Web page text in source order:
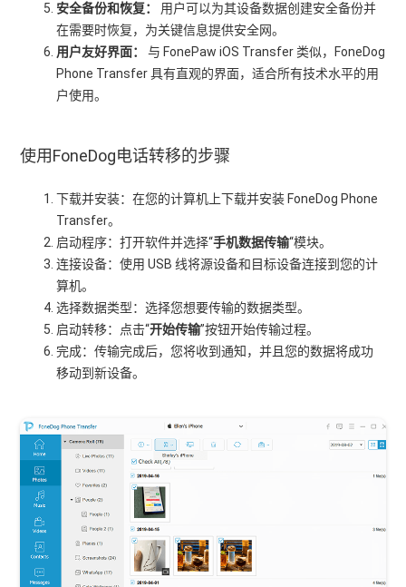
安全备份和恢复：
用户可以为其设备数据创建安全备份并
在需要时恢复，为关键信息提供安全网。
用户友好界面：
与 FonePaw iOS Transfer 类似，FoneDog
Phone Transfer 具有直观的界面，适合所有技术水平的用
户使用。
使用FoneDog电话转移的步骤
下载并安装：在您的计算机上下载并安装 FoneDog Phone
Transfer。
启动程序：打开软件并选择“手机数据传输“模块。
连接设备：使用 USB 线将源设备和目标设备连接到您的计
算机。
选择数据类型：选择您想要传输的数据类型。
启动转移：点击“开始传输”按钮开始传输过程。
完成：传输完成后，您将收到通知，并且您的数据将成功
移动到新设备。